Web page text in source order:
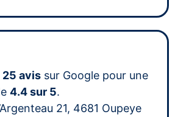
25 avis sur Google pour une
4.4 sur 5.
21, 4681 Oupeye